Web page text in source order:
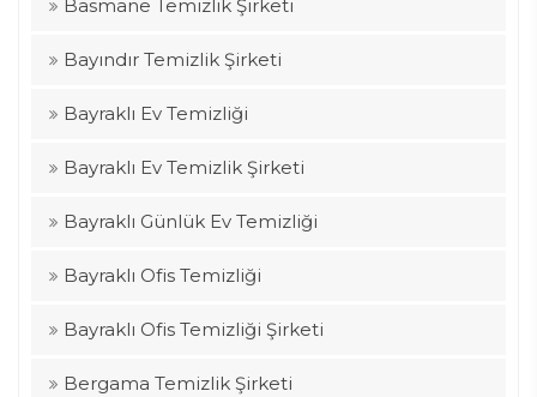
Basmane Temizlik Şirketi
Bayındır Temizlik Şirketi
Bayraklı Ev Temizliği
Bayraklı Ev Temizlik Şirketi
Bayraklı Günlük Ev Temizliği
Bayraklı Ofis Temizliği
Bayraklı Ofis Temizliği Şirketi
Bergama Temizlik Şirketi